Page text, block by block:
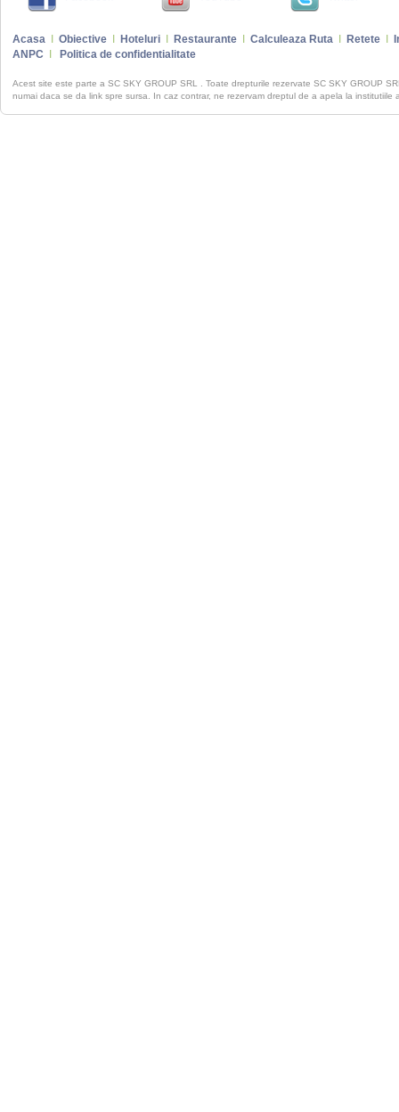
Acasa Obiective Hoteluri Restaurante Calculeaza Ruta Retete
ANPC
Politica de confidentialitate
Acest site este parte a SC SKY GROUP SRL . Toate drepturile rezervate SC SKY GROUP
numai daca se da link spre sursa. In caz contrar, ne rezervam dreptul de a apela la institutiile